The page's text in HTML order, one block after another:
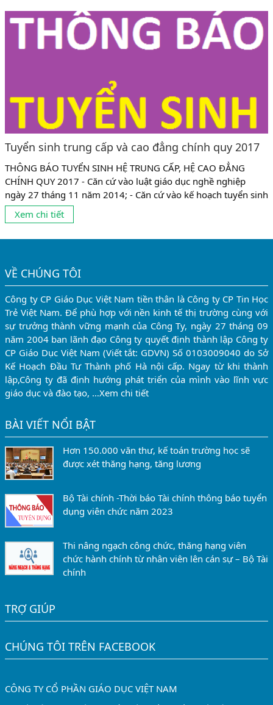
Tuyển sinh trung cấp và cao đẳng chính quy 2017
THÔNG BÁO TUYỂN SINH HỆ TRUNG CẤP, HỆ CAO ĐẲNG
CHÍNH QUY 2017 - Căn cứ vào luật giáo dục nghề nghiệp
ngày 27 tháng 11 năm 2014; - Căn cứ vào kế hoạch tuyển sinh
năm học 2017-2018. Trường Cao đẳng nghề Văn Lang Hà Nội
thông báo tuyển sinh năm 2017-2018 như sau: HỆ CAO ĐẲNG
Xem chi tiết
VỀ CHÚNG TÔI
Công ty CP Giáo Dục Việt Nam tiền thân là Công ty CP Tin Học
Trẻ Việt Nam. Để phù hợp với nền kinh tế thị trường cùng với
sự trưởng thành vững mạnh của Công Ty, ngày 27 tháng 09
năm 2004 ban lãnh đạo Công ty quyết định thành lập Công ty
CP Giáo Dục Việt Nam (Viết tắt: GDVN) Số 0103009040 do Sở
Kế Hoạch Đầu Tư Thành phố Hà nội cấp. Ngay từ khi thành
lập,Công ty đã định hướng phát triển của mình vào lĩnh vực
giáo dục và đào tạo, …Xem chi tiết
BÀI VIẾT NỔI BẬT
Hơn 150.000 văn thư, kế toán trường học sẽ
được xét thăng hạng, tăng lương
Bộ Tài chính -Thời báo Tài chính thông báo tuyển
dụng viên chức năm 2023
Thi nâng ngạch công chức, thăng hạng viên
chức hành chính từ nhân viên lên cán sự – Bộ Tài
chính
TRỢ GIÚP
CHÚNG TÔI TRÊN FACEBOOK
CÔNG TY CỔ PHẦN GIÁO DỤC VIỆT NAM